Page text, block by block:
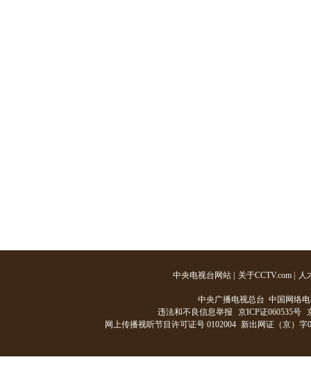
中央电视台网站 关于CCTV.com 人
中央广播电视总台 中国网络
违法和不良信息举报
京ICP证060535号
网上传播视听节目许可证号 0102004 新出网证（京）